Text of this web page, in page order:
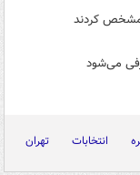
مشخص کردند
می‌شود
انتخابات تهران